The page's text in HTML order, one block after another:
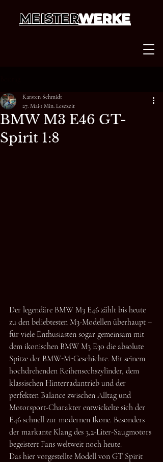
MEISTERWERKE
BMW M3 E46 GT-
Spirit 1:8
Karsten Schmidt
27. Mai 1 Min. Lesezeit
Der legendäre BMW M3 E46 zählt bis heute
zu den beliebtesten M3-Modellen überhaupt –
für viele Enthusiasten sogar gemeinsam mit
dem ikonischen BMW M3 E30 die absolute
Spitze der BMW-M-Geschichte. Mit seinem
hochdrehenden Reihensechszylinder, dem
klassischen Hinterradantrieb und der
perfekten Balance zwischen Alltag und
Motorsport-Charakter entwickelte sich der
E46 schnell zur modernen Ikone. Besonders
der markante Klang des 3,2-Liter-Saugmotors
begeistert Fans weltweit noch heute.
Das hier vorgestellte Modell von GT Spirit